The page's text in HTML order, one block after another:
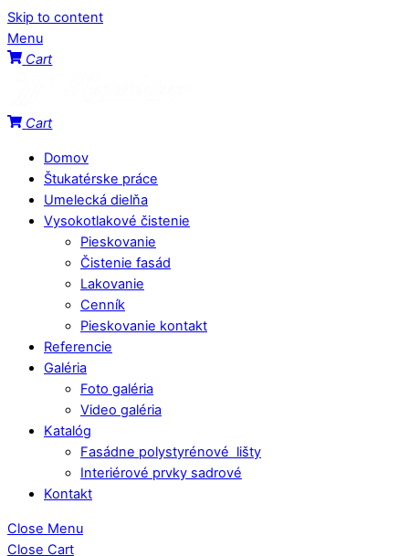
Skip to content
Menu
Cart
Cart
Domov
Štukatérske práce
Umelecká dielňa
Vysokotlakové čistenie
Pieskovanie
Čistenie fasád
Lakovanie
Cenník
Pieskovanie kontakt
Referencie
Galéria
Foto galéria
Video galéria
Katalóg
Fasádne polystyrénové lišty
Interiérové prvky sadrové
Kontakt
Close Menu
Close Cart